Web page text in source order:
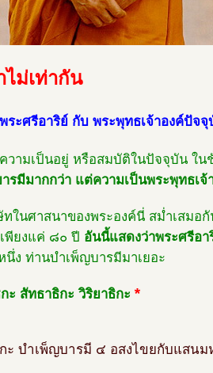
ไม่เท่ากัน
พระศรีอาริย์ กับ พระพุทธเจ้าองค์ปัจ
ามเป็นอยู่ หรือสมบัติในปัจจุบัน ใน
มีมากกว่า แต่ความเป็นพระพุทธเจ้
ในศาสนาของพระองค์นี่ สม่ำเสมอ
พียงแค่ ๘๐ ปี อันนี้แสดงว่าพระศรีอ
ง ท่านบำเพ็ญบารมีมาเยอะ
สัทธาธิกะ วิริยาธิกะ *
ะ บำเพ็ญบารมี ๔ อสงไขยกับแสนม